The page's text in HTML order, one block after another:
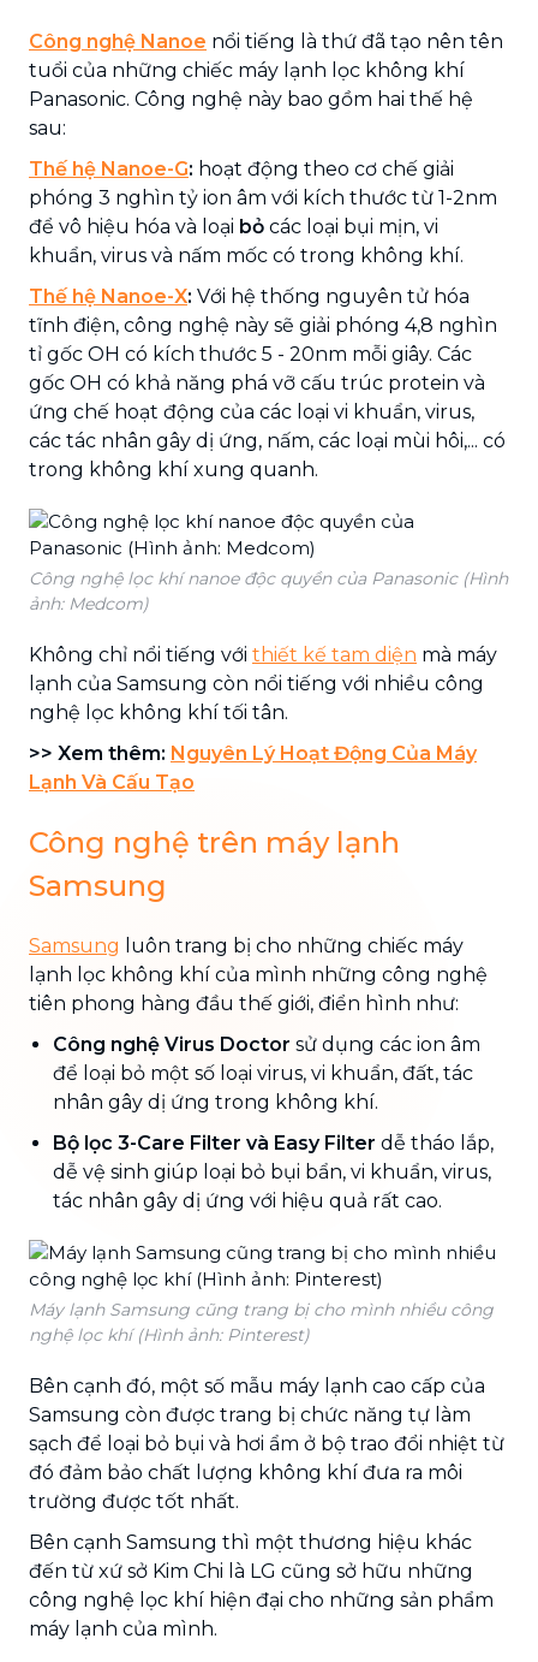
Công nghệ Nanoe nổi tiếng là thứ đã tạo nên tên
tuổi của những chiếc máy lạnh lọc không khí
Panasonic. Công nghệ này bao gồm hai thế hệ
sau:
Thế hệ Nanoe-G: hoạt động theo cơ chế giải
phóng 3 nghìn tỷ ion âm với kích thước từ 1-2nm
để vô hiệu hóa và loại bỏ các loại bụi mịn, vi
khuẩn, virus và nấm mốc có trong không khí.
Thế hệ Nanoe-X: Với hệ thống nguyên tử hóa
tĩnh điện, công nghệ này sẽ giải phóng 4,8 nghìn
tỉ gốc OH có kích thước 5 - 20nm mỗi giây. Các
gốc OH có khả năng phá vỡ cấu trúc protein và
ứng chế hoạt động của các loại vi khuẩn, virus,
các tác nhân gây dị ứng, nấm, các loại mùi hôi,... có
trong không khí xung quanh.
Công nghệ lọc khí nanoe độc quyền của Panasonic (Hình
ảnh: Medcom)
Không chỉ nổi tiếng với thiết kế tam diện mà máy
lạnh của Samsung còn nổi tiếng với nhiều công
nghệ lọc không khí tối tân.
>> Xem thêm: Nguyên Lý Hoạt Động Của Máy
Lạnh Và Cấu Tạo
Công nghệ trên máy lạnh
Samsung
Samsung
luôn trang bị cho những chiếc máy
lạnh lọc không khí của mình những công nghệ
tiên phong hàng đầu thế giới, điển hình như:
Công nghệ Virus Doctor sử dụng các ion âm
để loại bỏ một số loại virus, vi khuẩn, đất, tác
nhân gây dị ứng trong không khí.
Bộ lọc 3-Care Filter và Easy Filter dễ tháo lắp,
dễ vệ sinh giúp loại bỏ bụi bẩn, vi khuẩn, virus,
tác nhân gây dị ứng với hiệu quả rất cao.
Máy lạnh Samsung cũng trang bị cho mình nhiều công
nghệ lọc khí (Hình ảnh: Pinterest)
Bên cạnh đó, một số mẫu máy lạnh cao cấp của
Samsung còn được trang bị chức năng tự làm
sạch để loại bỏ bụi và hơi ẩm ở bộ trao đổi nhiệt từ
đó đảm bảo chất lượng không khí đưa ra môi
trường được tốt nhất.
Bên cạnh Samsung thì một thương hiệu khác
đến từ xứ sở Kim Chi là LG cũng sở hữu những
công nghệ lọc khí hiện đại cho những sản phẩm
máy lạnh của mình.